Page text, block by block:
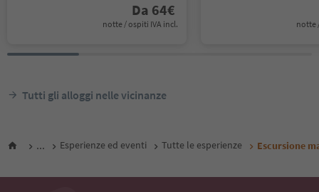
Da 64€
notte / ospiti IVA incl. notte
Tutti gli alloggi nelle vicinanze
... Esperienze ed eventi Tutte le esperienze Escursione